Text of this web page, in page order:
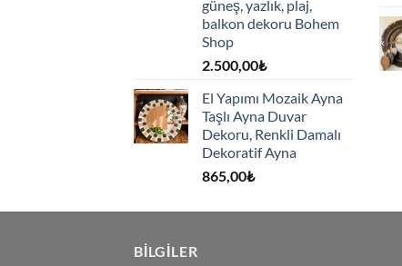
güneş, yazlık, plaj,
balkon dekoru Bohem
Shop
2.500,00₺
El Yapımı Mozaik Ayna
Taşlı Ayna Duvar
Dekoru, Renkli Damalı
Dekoratif Ayna
865,00₺
BILGILER